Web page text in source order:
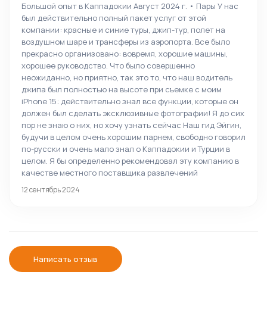
Большой опыт в Каппадокии Август 2024 г. • Пары У нас
был действительно полный пакет услуг от этой
компании: красные и синие туры, джип-тур, полет на
воздушном шаре и трансферы из аэропорта. Все было
прекрасно организовано: вовремя, хорошие машины,
хорошее руководство. Что было совершенно
неожиданно, но приятно, так это то, что наш водитель
джипа был полностью на высоте при съемке с моим
iPhone 15: действительно знал все функции, которые он
должен был сделать эксклюзивные фотографии! Я до сих
пор не знаю о них, но хочу узнать сейчас Наш гид Эйгин,
будучи в целом очень хорошим парнем, свободно говорил
по-русски и очень мало знал о Каппадокии и Турции в
целом. Я бы определенно рекомендовал эту компанию в
качестве местного поставщика развлечений
12 сентябрь 2024
Написать отзыв